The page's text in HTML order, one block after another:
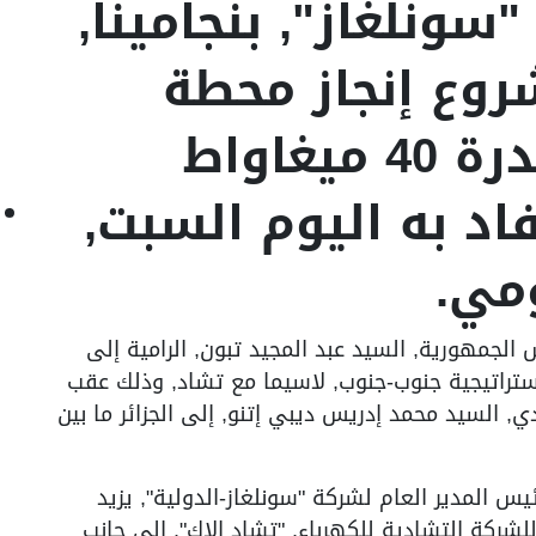
بنجامينا,
إنجاز محطة
لإنتاج الكهرباء بقدرة 40 ميغاواط
به اليوم السبت,
السيد عبد المجيد تبون, الرامية إلى
جنوب-جنوب, لاسيما مع تشاد, وذلك عقب
السيد محمد إدريس ديبي إتنو, إلى الجزائر ما بين
المدير العام لشركة "سونلغاز-الدولية", يزيد